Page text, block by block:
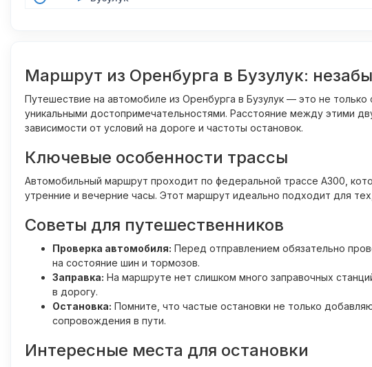
Маршрут из Оренбурга в Бузулук:
Путешествие на автомобиле из Оренбурга в Бузулук — это не
уникальными достопримечательностями. Расстояние между этими
зависимости от условий на дороге и частоты остановок.
Ключевые особенности трассы
Автомобильный маршрут проходит по федеральной трассе A300,
утренние и вечерние часы. Этот маршрут идеально подходит для
Советы для путешественников
Проверка автомобиля: Перед отправлением обязательно
на состояние шин и тормозов.
Заправка: На маршруте нет слишком много заправочных
в дорогу.
Остановка: Помните, что частые остановки не только
сопровождения в пути.
Интересные места для остановки